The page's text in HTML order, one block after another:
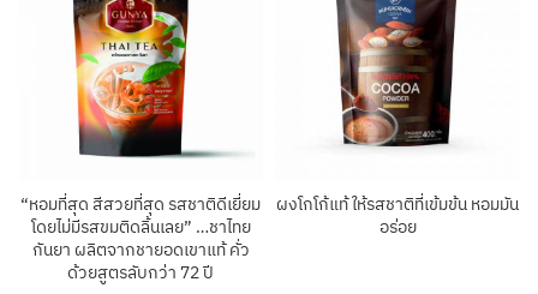
“หอมที่สุด สีสวยที่สุด รสชาติดีเยี่ยม
โดยไม่มีรสขมติดลิ้นเลย” …ชาไทย
กันยา ผลิตจากชายอดเขาแท้ คั่ว
ด้วยสูตรลับกว่า 72 ปี
ผงโกโก้แท้ ให้รสชาติที่เข้มข้น หอมมัน
อร่อย